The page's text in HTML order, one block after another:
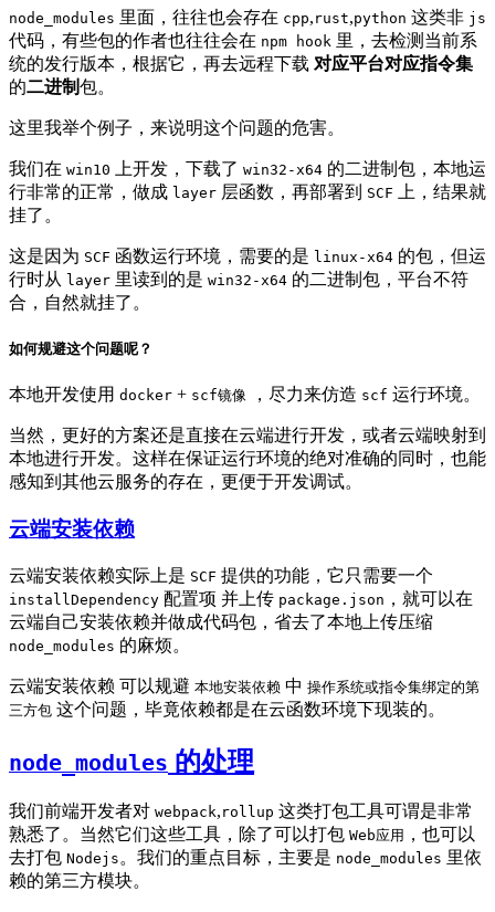
node_modules 里面，往往也会存在 cpp, rust,python 这类非 js
代码，有些包的作者也往往会在 npm hook 里，去检测当前系
统的发行版本，根据它，再去远程下载 对应平台对应指令集
的二进制包。
这里我举个例子，来说明这个问题的危害。
我们在 win10 上开发，下载了 win32-x64 的二进制包，本地运
行非常的正常，做成 layer 层函数，再部署到 SCF
上，结果就
挂了。
这是因为 SCF 函数运行环境，需要的是 linux-x64 的包，但运
行时从 layer 里读到的是 win32-x64 的二进制包，平台不符
合，自然就挂了。
如何规避这个问题呢？
本地开发使用 docker + scf镜像 ，尽力来仿造 scf 运行环境。
当然，更好的方案还是直接在云端进行开发，或者云端映射到
本地进行开发。这样在保证运行环境的绝对准确的同时，也能
感知到其他云服务的存在，更便于开发调试。
云端安装依赖
云端安装依赖实际上是 SCF 提供的功能，它只需要一个
installDependency 配置项 并上传 package.json ，就可以在
云端自己安装依赖并做成代码包，省去了本地上传压缩
node_modules 的麻烦。
云端安装依赖 可以规避 本地安装依赖 中 操作系统或指令集绑定的第
三方包 这个问题，毕竟依赖都是在云函数环境下现装的。
node_modules 的处理
我们前端开发者对 webpack, rollup 这类打包工具可谓是非常
熟悉了。当然它们这些工具，除了可以打包 Web应用 ，也可以
去打包 Nodejs。我们的重点目标，主要是 node_modules 里依
赖的第三方模块。